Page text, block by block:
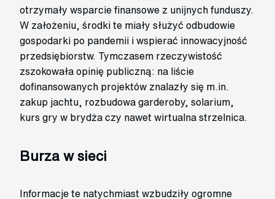
otrzymały wsparcie finansowe z unijnych funduszy.
W założeniu, środki te miały służyć odbudowie
gospodarki po pandemii i wspierać innowacyjność
przedsiębiorstw. Tymczasem rzeczywistość
zszokowała opinię publiczną: na liście
dofinansowanych projektów znalazły się m.in.
zakup jachtu, rozbudowa garderoby, solarium,
kurs gry w brydża czy nawet wirtualna strzelnica.
Burza w sieci
Informacje te natychmiast wzbudziły ogromne